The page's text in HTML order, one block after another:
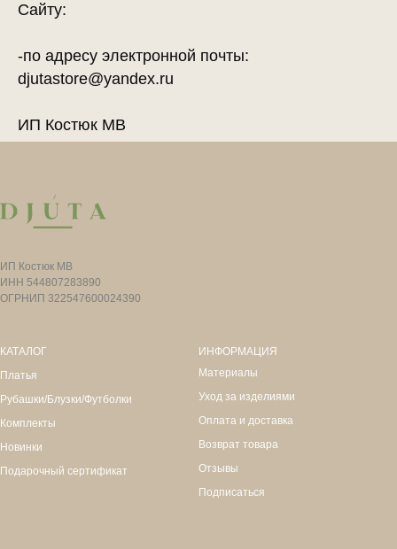
Сайту:
-по адресу электронной почты:
djutastore@yandex.ru
ИП Костюк МВ
ИП Костюк МВ
ИНН 544807283890
ОГРНИП 322547600024390
КАТАЛОГ
Платья
Рубашки/Блузки/Футболки
Комплекты
Новинки
Подарочный сертификат
ИНФОРМАЦИЯ
Материалы
Уход за изделиями
Оплата и доставка
Возврат товара
Отзывы
Подписаться